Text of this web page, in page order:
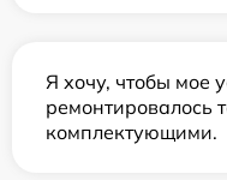
Я хочу, чтобы мое
ремонтировалось
комплектующими.